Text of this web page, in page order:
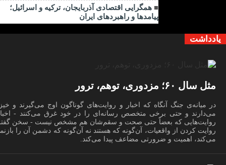
همگرایی اقتصادی آذربایجان، ترکیه و اسرائیل؛
پیامدها و راهبردهای ایران
یادداشت
مثل سال ۶۰؛ مزدوری، توهم، ترور
در میانه‌ی جنگ آنگاه که اخبار و روایت‌های گوناگون اوج می‌گیرند و
می‌دارند و حتی برخی متخصص رسانه‌ای را در خود غرق می‌کنند -
روایت‌هایی که بعضاً حتی صحت و سقم‌شان هم مشخص نیست - سخن
روایت کردن از واقعیات، آن‌گونه که هستند نه آن‌گونه که دشمن آن را
می‌کند، اهمیت و ضرورتی مضاعف پیدا می‌کند.